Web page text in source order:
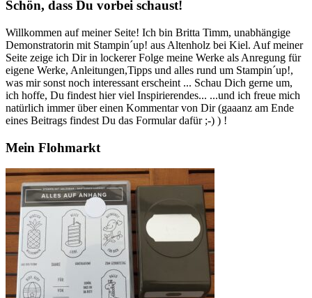
Schön, dass Du vorbei schaust!
Willkommen auf meiner Seite! Ich bin Britta Timm, unabhängige
Demonstratorin mit Stampin´up! aus Altenholz bei Kiel. Auf meiner
Seite zeige ich Dir in lockerer Folge meine Werke als Anregung für
eigene Werke, Anleitungen,Tipps und alles rund um Stampin´up!,
was mir sonst noch interessant erscheint ... Schau Dich gerne um,
ich hoffe, Du findest hier viel Inspirierendes... ...und ich freue mich
natürlich immer über einen Kommentar von Dir (gaaanz am Ende
eines Beitrags findest Du das Formular dafür ;-) ) !
Mein Flohmarkt